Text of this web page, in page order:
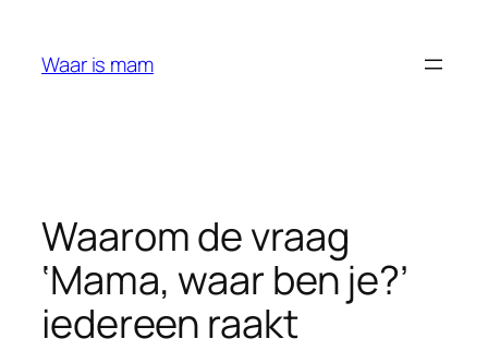
Waar is mam
Waarom de vraag
‘Mama, waar ben je?’
iedereen raakt